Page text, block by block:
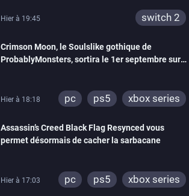
Hier à 19:45 switch 2
Crimson Moon, le Soulslike gothique de
ProbablyMonsters, sortira le 1er septembre sur
Hier à 18:18 pc ps5 xbox series
Assassin’s Creed Black Flag Resynced vous
permet désormais de cacher la sarbacane
Hier à 17:03 pc ps5 xbox series